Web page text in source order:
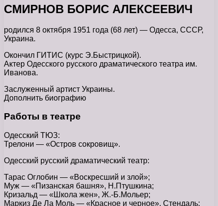
СМИРНОВ БОРИС АЛЕКСЕЕВИЧ
родился 8 октября 1951 года (68 лет) — Одесса, СССР,
Украина.
Окончил ГИТИС (курс Э.Быстрицкой).
Актер Одесского русского драматического театра им.
Иванова.
Заслуженный артист Украины.
Дополнить биографию
Работы в театре
Одесский ТЮЗ:
Трелони — «Остров сокровищ».
Одесский русский драматический театр:
Тарас Оглобин — «Воскресший и злой»;
Муж — «Пизанская башня», Н.Птушкина;
Кризальд — «Школа жен», Ж.-Б.Мольер;
Маркиз Де Ла Моль — «Красное и черное», Стендаль;